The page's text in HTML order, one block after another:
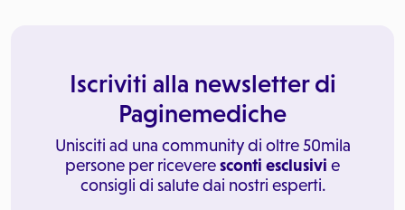
Iscriviti alla newsletter di
Paginemediche
Unisciti ad una community di oltre 50mila
persone per riceveresconti esclusivi e
consigli di salute dai nostri esperti.